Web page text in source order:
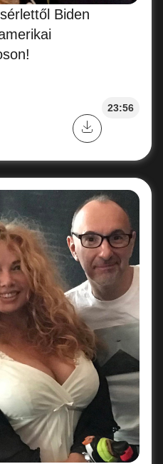
Biden
23:56